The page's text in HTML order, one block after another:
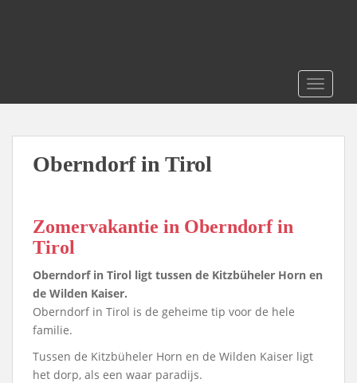
o
Oberndorf in Tirol
Zomervakantie in Oberndorf in
Tirol
Oberndorf in Tirol ligt tussen de Kitzbüheler Horn en
de Wilden Kaiser.
Oberndorf in Tirol is de geheime tip voor de hele
familie.
Tussen de Kitzbüheler Horn en de Wilden Kaiser ligt
het dorp, als een waar paradijs.